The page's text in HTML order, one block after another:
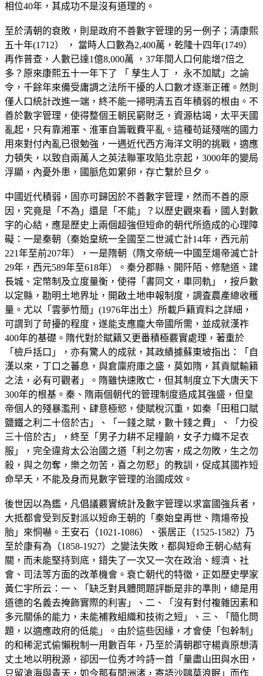
相位40年，其成功不是沒有道理的。
至於清朝的衰敗，則是政府不善數字管理的另一例子；清康熙
五十年(1712） ， 當時人口數為2,400萬，乾隆十四年(1749）
再作普查，人數已達1億8,000萬 ，37年間人口何能增7倍之
多？原來康熙五十一年下了 「 孳生人丁 ， 永不加賦」之諭
令，千餘年來備受庸調之法所干擾的人口數才逐漸正確。然則
僅人口統計改進一端，終不能一掃明清五百年積弱的根由。不
善於數字管理，使得整個王朝民窮財乏，資源枯竭，太平天國
亂起，只有靠湘軍、淮軍自籌戰費平亂。這種苟延殘喘的國力
用來對付內亂已很勉強，一遇近代西方海洋文明的挑戰，適應
力頓失，以致自兩萬人之英法聯軍攻陷北京起，3000年的變局
浮顯，內憂外患，國脈危如累卵，存亡繫於旦夕。
中國近代積弱，固亦可歸因於不善數字管理，然而不善的原
因，究竟是「不為」還是「不能」？以歷史觀來看，國人對數
字的心結，應是歷史上兩個超強但短命的朝代所造成的心理障
礙：一是秦朝（秦始皇統一全國至二世滅亡計14年，西元前
221年至前207年），一是隋朝（隋文帝統一中國至煬帝滅亡計
29年，西元589年至618年）。秦分郡縣、開阡陌、修馳道、建
長城、定幣制及立度量衡，使得「書同文，車同軌」，按戶數
以定縣，勘明土地界址，開啟土地申報制度，調査農產總收穫
量。尤以「雲夢竹簡」(1976年出土）所載戶籍資料之詳細，
可謂到了苛擾的程度，遂能支應龐大帝國所需，並成就漢祚
400年的基礎。隋代對於賦籍又更番積極覈實處理，著重於
「檢戶括口」，亦有驚人的成就，其政績據蘇東坡指出：「自
漢以來，丁口之蕃息，與倉廩府庫之盛，莫如隋，其貢賦輸籍
之法，必有可觀者」。隋雖快速敗亡，但其制度立下大唐天下
300年的根基。秦、隋兩個朝代的管理制度造成其強盛，但皇
帝個人的殘暴濫刑、肆意極慾，使賦稅沉重，如秦「田租口賦
鹽鐵之利二十倍於古」、「一錢之賦，數十錢之費」、「力役
三十倍於古」，終至「男子力耕不足糧餉，女子力織不足衣
服」，完全違背太公治國之道「利之勿害，成之勿敗，生之勿
殺，與之勿奪，樂之勿苦，喜之勿怒」的教訓，促成其國祚短
命早夭，不能及身而見數字管理的治國成效。
後世因以為鑑，凡倡議覈實統計及數字管理以求富國強兵者，
大抵都會受到反對派以短命王朝的「秦始皇再世、隋煬帝投
胎」來恫嚇。王安石（1021-1086）、張居正（1525-1582）乃
至於康有為（1858-1927）之變法失敗，都與短命王朝心結有
關，而未能堅持到底，錯失了一次又一次在政治、經濟、社
會、司法等方面的改革機會。衰亡朝代的特徵，正如歷史學家
黃仁宇所云：一、「缺乏對具體問題評斷是非的準則，總是用
道德的名義去掩飾實際的利害」、二、「沒有對付複雜因素和
多元關係的能力，未能補救組織和技術之短」、三、「簡化問
題，以適應政府的低能」。由於這些因緣，才會使「包幹制」
的和稀泥式偷懶稅制一用數百年，乃至於清朝郡守楊貢原想清
丈土地以明稅源，卻因一位秀才吟詩一首「量盡山田與水田，
只留滄海與青天，如今那有閒洲渚，寄語沙鷗莫浪眠」而作